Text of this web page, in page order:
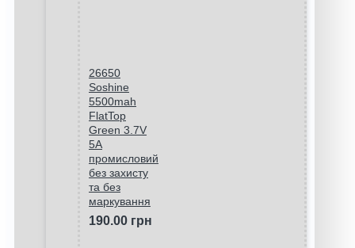
26650
Soshine
5500mah
FlatTop
Green 3.7V
5A
промисловий
без захисту
та без
маркування
190.00 грн